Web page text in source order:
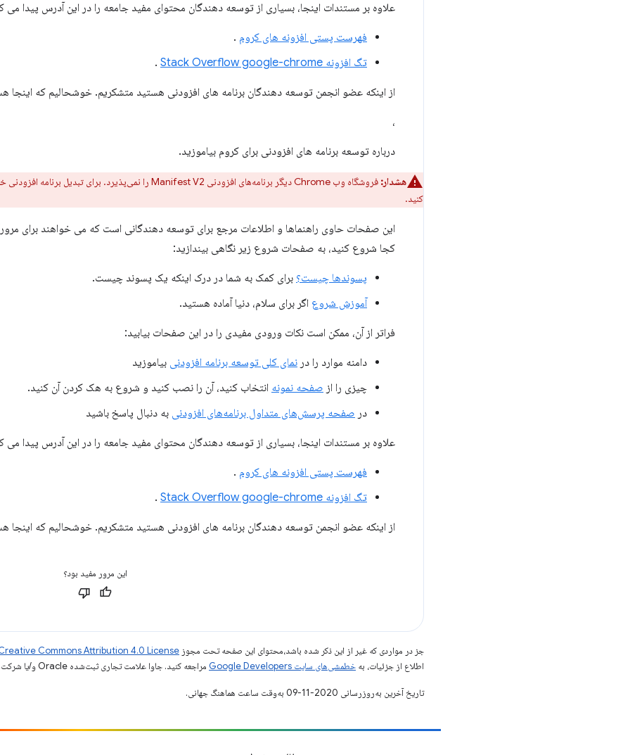
علاوه بر مستندات اینجا، بسیاری از توسعه دهندگان محتوای مفید جامعه را در این آدرس پیدا می
فهرست پستی افزونه های کروم .
تگ افزونه Stack Overflow google-chrome
.
از اینکه عضو انجمن توسعه دهندگان برنامه های افزودنی هستید متشکریم. خوشحالیم که اینجا
،
درباره توسعه برنامه های افزودنی برای کروم بیاموزید.
هشدار: فروشگاه وب Chrome دیگر برنامه‌های افزودنی Manifest V2 را نمی‌پذیرد. برای تبدیل برنامه افزودنی خود به Manifest
کنید.
این صفحات حاوی راهنماها و اطلاعات مرجع برای توسعه دهندگانی است که می خواهند برای
کجا شروع کنید، به صفحات شروع زیر نگاهی بیندازید:
پسوندها چیست؟ برای کمک به شما در درک اینکه یک پسوند چیست.
آموزش شروع اگر برای سلام، دنیا آماده هستید.
فراتر از آن، ممکن است نکات ورودی مفیدی را در این صفحات بیابید:
دامنه موارد را در نمای کلی توسعه برنامه افزودنی بیاموزید
چیزی را از صفحه نمونه انتخاب کنید، آن را نصب کنید و شروع به هک کردن آن کنید.
در صفحه پرسش‌های متداول برنامه‌های افزودنی به دنبال پاسخ باشید
علاوه بر مستندات اینجا، بسیاری از توسعه دهندگان محتوای مفید جامعه را در این آدرس پیدا می
فهرست پستی افزونه های کروم .
تگ افزونه Stack Overflow google-chrome
.
از اینکه عضو انجمن توسعه دهندگان برنامه های افزودنی هستید متشکریم. خوشحالیم که اینجا
این مرور مفید بود؟
جز در مواردی که غیر از این ذکر شده باشد،‌محتوای این صفحه تحت مجوز Commons Attribution 4.0 License
اطلاع از جزئیات، به خطمشی‌های سایت Google Developers‏ مراجعه کنید. جاوا علامت تجاری ثبت‌شده Oracle و/یا شرکت‌های وابسته به آن است.
تاریخ آخرین به‌روزرسانی 2020-11-09 به‌وقت ساعت هماهنگ جهانی.